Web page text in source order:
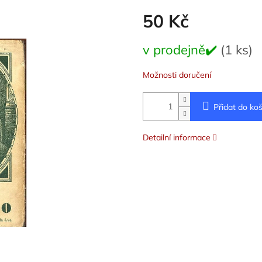
50 Kč
cena:
v prodejně✔️ (1 ks)
Možnosti doručení
Přidat do
Detailní informace